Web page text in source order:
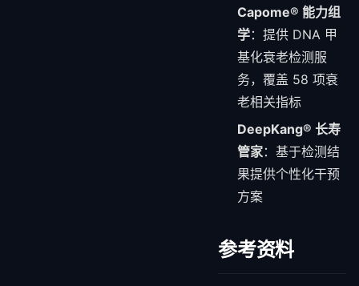
Capome® 能力组
学：提供 DNA 甲
基化衰老检测服
务，覆盖 58 项衰
老相关指标
DeepKang® 长寿
管家：基于检测结
果提供个性化干预
方案
参考资料